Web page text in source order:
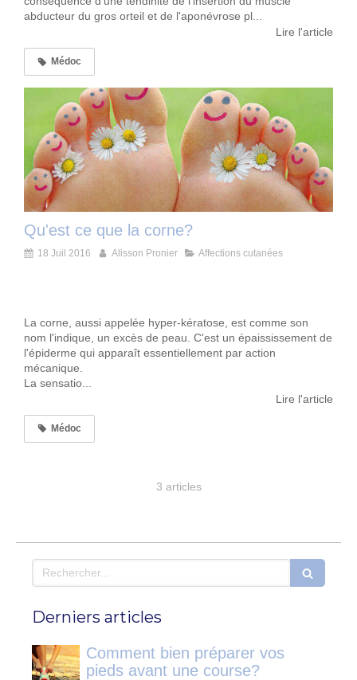
abducteur du gros orteil et de l'aponévrose pl...
Lire l'article
Médoc
Qu'est ce que la corne?
18 Juil 2016 Alisson Pronier Affections cutanées
La corne, aussi appelée hyper-kératose, est comme son
nom l'indique, un excès de peau. C'est un épaississement de
l'épiderme qui apparaît essentiellement par action
mécanique.
La sensatio...
Lire l'article
Médoc
3 articles
Rechercher
Derniers articles
Comment bien préparer vos
pieds avant une course?